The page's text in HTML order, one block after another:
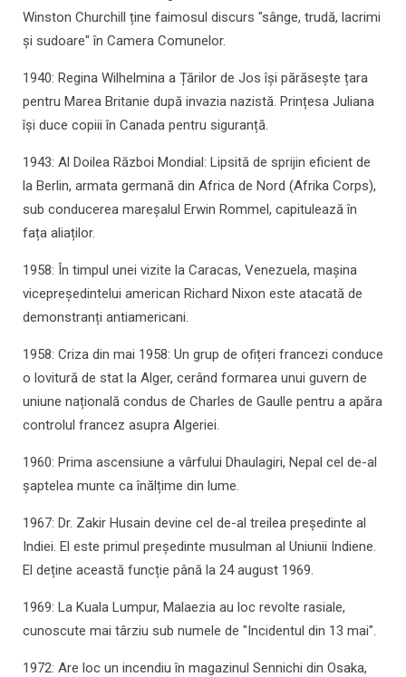
Winston Churchill ține faimosul discurs "sânge, trudă, lacrimi
și sudoare" în Camera Comunelor.
1940: Regina Wilhelmina a Țărilor de Jos își părăsește țara
pentru Marea Britanie după invazia nazistă. Prințesa Juliana
își duce copiii în Canada pentru siguranță.
1943: Al Doilea Război Mondial: Lipsită de sprijin eficient de
la Berlin, armata germană din Africa de Nord (Afrika Corps),
sub conducerea mareșalul Erwin Rommel, capitulează în
fața aliaților.
1958: În timpul unei vizite la Caracas, Venezuela, mașina
vicepreședintelui american Richard Nixon este atacată de
demonstranți antiamericani.
1958: Criza din mai 1958: Un grup de ofițeri francezi conduce
o lovitură de stat la Alger, cerând formarea unui guvern de
uniune națională condus de Charles de Gaulle pentru a apăra
controlul francez asupra Algeriei.
1960: Prima ascensiune a vârfului Dhaulagiri, Nepal cel de-al
șaptelea munte ca înălțime din lume.
1967: Dr. Zakir Husain devine cel de-al treilea președinte al
Indiei. El este primul președinte musulman al Uniunii Indiene.
El deține această funcție până la 24 august 1969.
1969: La Kuala Lumpur, Malaezia au loc revolte rasiale,
cunoscute mai târziu sub numele de "Incidentul din 13 mai".
1972: Are loc un incendiu în magazinul Sennichi din Osaka,